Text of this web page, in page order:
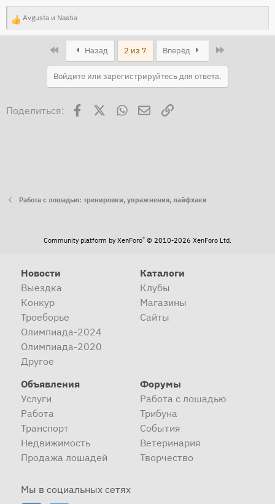
Р
е
и
Avgusta и Nastia
Назад 2 из 7 Вперёд
Войдите или зарегистрируйтесь для ответа.
Поделиться: Facebook WhatsAppЭлектронная почта
Ссылка
Работа с лошадью: тренировки, упражнения, лайфхаки
Community platform by XenForo® © 2010-2026 XenForo Ltd.
Новости
Выездка
Конкур
Троеборье
Олимпиада-2024
Олимпиада-2020
Другое
Каталоги
Клубы
Магазины
Сайты
Объявления
Услуги
Работа
Транспорт
Недвижимость
Продажа лошадей
Форумы
Работа с лошадью
Трибуна
События
Ветеринария
Творчество
Мы в социальных сетях